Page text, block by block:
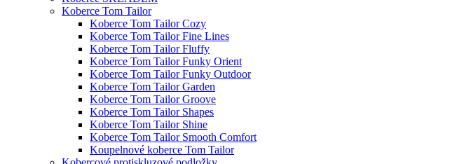
Koberce Tom Tailor
Koberce Tom Tailor Cozy
Koberce Tom Tailor Fine Lines
Koberce Tom Tailor Fluffy
Koberce Tom Tailor Funky Orient
Koberce Tom Tailor Funky Outdoor
Koberce Tom Tailor Garden
Koberce Tom Tailor Groove
Koberce Tom Tailor Shapes
Koberce Tom Tailor Shine
Koberce Tom Tailor Smooth Comfort
Koupelnové koberce Tom Tailor